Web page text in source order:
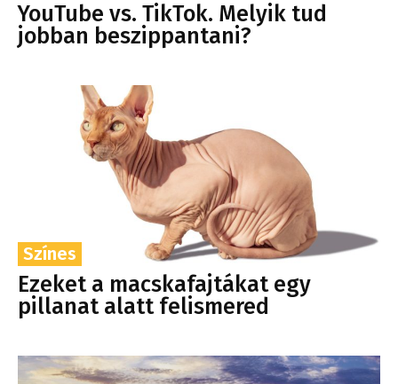
YouTube vs. TikTok. Melyik tud
jobban beszippantani?
Színes
Ezeket a macskafajtákat egy
pillanat alatt felismered